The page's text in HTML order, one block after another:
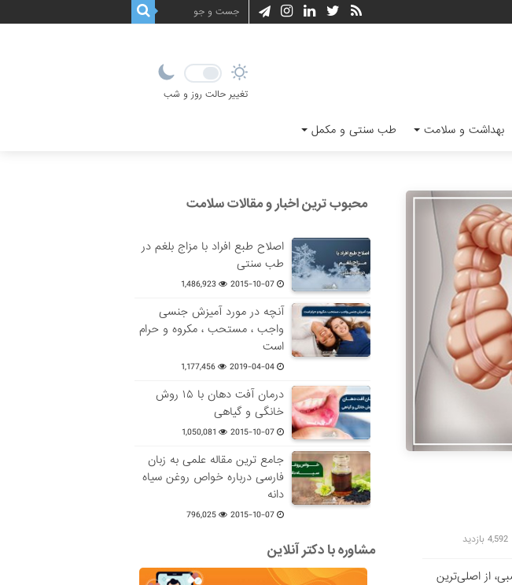
تغییر حالت روز و شب
بهداشت و سلامت طب سنتی و مکمل
4,592 بازدید
از اصلی‌ترین
محبوب ترین اخبار و مقالات سلامت
اصلاح طبع افراد با مزاج بلغم در
طب سنتی
2015-10-07
1,486,923
آنچه در مورد آمیزش جنسی
واجب ، مستحب ، مکروه و حرام
است
2019-04-04
1,177,456
درمان آفت دهان با ۱۵ روش
خانگی و گیاهی
2015-10-07
1,050,081
جامع ترین مقاله علمی به زبان
فارسی درباره خواص روغن سیاه
دانه
2015-10-07
796,025
مشاوره با دکتر آنلاین